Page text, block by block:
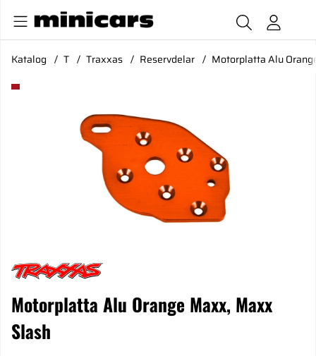
Katalog T Traxxas Reservdelar Motorplatta Alu
Produktbilder Motorplatta Alu Orange Maxx, Maxx Slash
Motorplatta Alu Orange Maxx, Maxx
Slash